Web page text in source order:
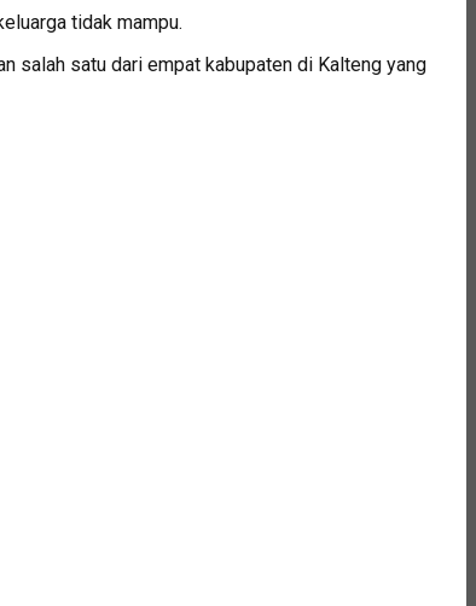
tidak mampu.
salah satu dari empat kabupaten di Kalteng yang